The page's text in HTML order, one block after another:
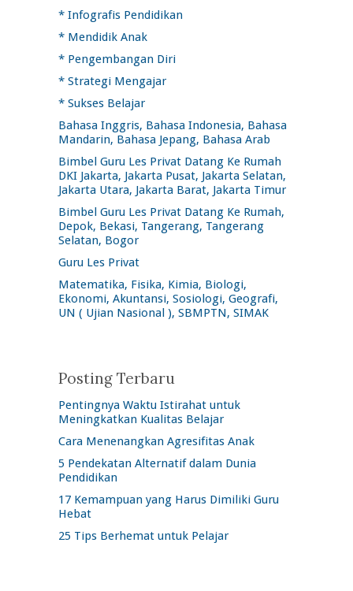
* Infografis Pendidikan
* Mendidik Anak
* Pengembangan Diri
* Strategi Mengajar
* Sukses Belajar
Bahasa Inggris, Bahasa Indonesia, Bahasa
Mandarin, Bahasa Jepang, Bahasa Arab
Bimbel Guru Les Privat Datang Ke Rumah
DKI Jakarta, Jakarta Pusat, Jakarta Selatan,
Jakarta Utara, Jakarta Barat, Jakarta Timur
Bimbel Guru Les Privat Datang Ke Rumah,
Depok, Bekasi, Tangerang, Tangerang
Selatan, Bogor
Guru Les Privat
Matematika, Fisika, Kimia, Biologi,
Ekonomi, Akuntansi, Sosiologi, Geografi,
UN ( Ujian Nasional ), SBMPTN, SIMAK
Posting Terbaru
Pentingnya Waktu Istirahat untuk
Meningkatkan Kualitas Belajar
Cara Menenangkan Agresifitas Anak
5 Pendekatan Alternatif dalam Dunia
Pendidikan
17 Kemampuan yang Harus Dimiliki Guru
Hebat
25 Tips Berhemat untuk Pelajar